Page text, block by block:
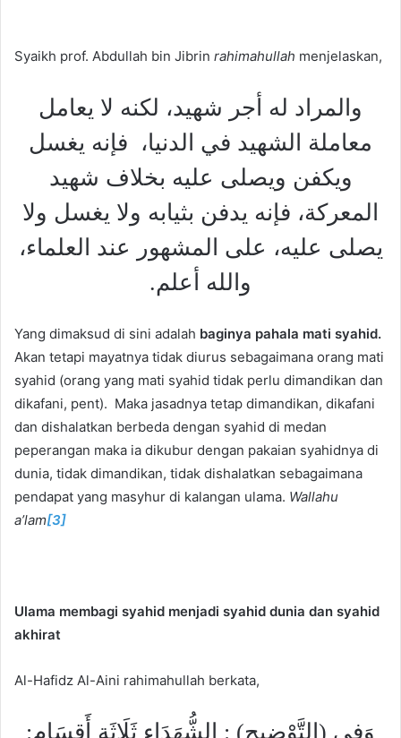
Syaikh prof. Abdullah bin Jibrin rahimahullah menjelaskan,
والمراد له أجر شهيد، لكنه لا يعامل
معاملة الشهيد في الدنيا، فإنه يغسل
ويكفن ويصلى عليه بخلاف شهيد
المعركة، فإنه يدفن بثيابه ولا يغسل ولا
يصلى عليه، على المشهور عند العلماء،
والله أعلم.
Yang dimaksud di sini adalah baginya pahala mati syahid.
Akan tetapi mayatnya tidak diurus sebagaimana orang mati
syahid (orang yang mati syahid tidak perlu dimandikan dan
dikafani, pent). Maka jasadnya tetap dimandikan, dikafani
dan dishalatkan berbeda dengan syahid di medan
peperangan maka ia dikubur dengan pakaian syahidnya di
dunia, tidak dimandikan, tidak dishalatkan sebagaimana
pendapat yang masyhur di kalangan ulama. Wallahu
a’lam[3]
Ulama membagi syahid menjadi syahid dunia dan syahid
akhirat
Al-Hafidz Al-Aini rahimahullah berkata,
وَفِي (التَّوْضِيح) : الشُّهَدَاء ثَلَاثَة أَقسَام: